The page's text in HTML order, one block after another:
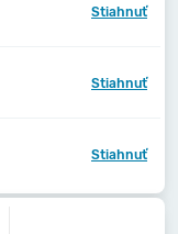
Stiahnuť
Stiahnuť
Stiahnuť